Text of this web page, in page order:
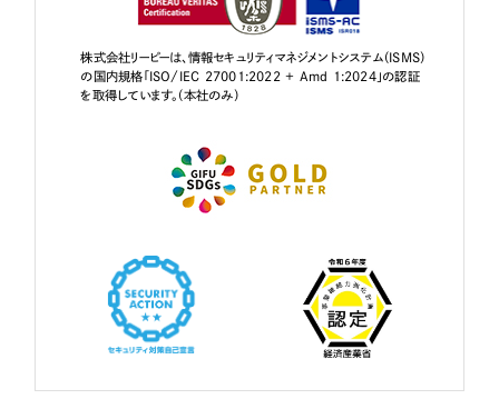
株式会社リーピーは、情報セキュリティマネジメントシステム（ISMS）
の国内規格「ISO/IEC 27001:2022 + Amd 1:2024」の認証
を取得しています。（本社のみ）